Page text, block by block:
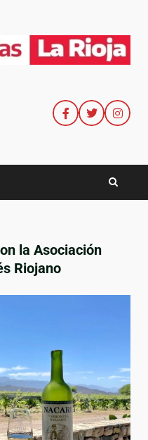
la Asociación
Riojano